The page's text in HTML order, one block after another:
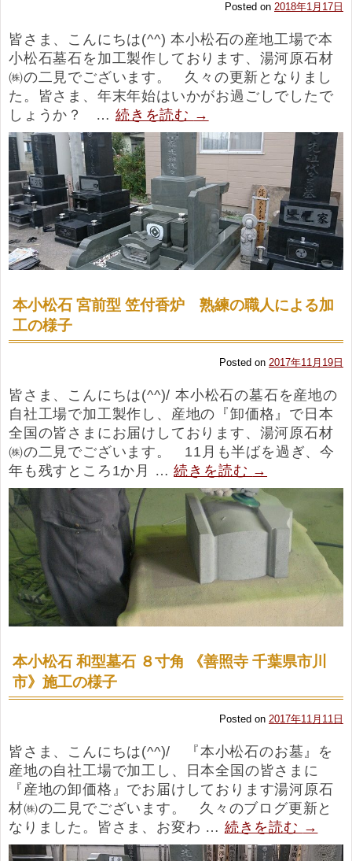
Posted on 2018年1月17日
皆さま、こんにちは(^^) 本小松石の産地工場で本
小松石墓石を加工製作しております、湯河原石材
㈱の二見でございます。 久々の更新となりまし
た。皆さま、年末年始はいかがお過ごしでしたで
しょうか？ … 続きを読む →
本小松石 宮前型 笠付香炉 熟練の職人による加
工の様子
Posted on 2017年11月19日
皆さま、こんにちは(^^)/ 本小松石の墓石を産地の
自社工場で加工製作し、産地の『卸価格』で日本
全国の皆さまにお届けしております、湯河原石材
㈱の二見でございます。 11月も半ばを過ぎ、今
年も残すところ1か月 …続きを読む →
本小松石 和型墓石 ８寸角 《善照寺 千葉県市川
市》施工の様子
Posted on 2017年11月11日
皆さま、こんにちは(^^)/ 『本小松石のお墓』を
産地の自社工場で加工し、日本全国の皆さまに
『産地の卸価格』でお届けしております湯河原石
材㈱の二見でございます。 久々のブログ更新と
なりました。皆さま、お変わ … 続きを読む →